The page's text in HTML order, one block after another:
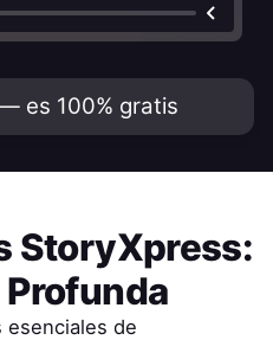
es 100% gratis
StoryXpress:
esenciales de